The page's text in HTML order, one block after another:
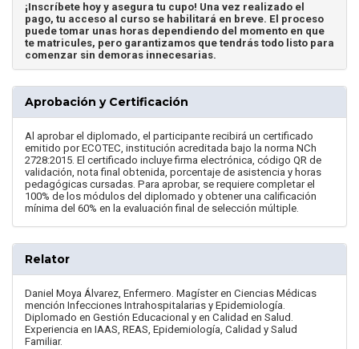
¡Inscríbete hoy y asegura tu cupo! Una vez realizado el
pago, tu acceso al curso se habilitará en breve. El proceso
puede tomar unas horas dependiendo del momento en que
te matricules, pero garantizamos que tendrás todo listo para
comenzar sin demoras innecesarias.
Aprobación y Certificación
Al aprobar el diplomado, el participante recibirá un certificado
emitido por ECOTEC, institución acreditada bajo la norma NCh
2728:2015. El certificado incluye firma electrónica, código QR de
validación, nota final obtenida, porcentaje de asistencia y horas
pedagógicas cursadas. Para aprobar, se requiere completar el
100% de los módulos del diplomado y obtener una calificación
mínima del 60% en la evaluación final de selección múltiple.
Relator
Daniel Moya Álvarez, Enfermero. Magíster en Ciencias Médicas
mención Infecciones Intrahospitalarias y Epidemiología.
Diplomado en Gestión Educacional y en Calidad en Salud.
Experiencia en IAAS, REAS, Epidemiología, Calidad y Salud
Familiar.